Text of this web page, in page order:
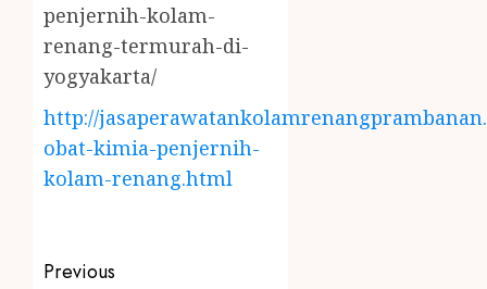
penjernih-kolam-
renang-termurah-di-
yogyakarta/
http://
obat-kimia-penjernih-
kolam-renang.html
Previous